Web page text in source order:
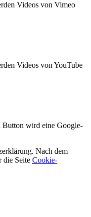
Videos von Vimeo
Videos von YouTube
Button wird eine Google-
Nach dem
die Seite Cookie-